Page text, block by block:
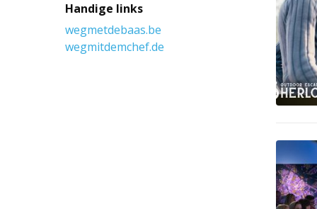
Handige links
wegmetdebaas.be
wegmitdemchef.de